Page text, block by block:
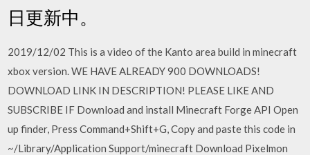
日更新中。
2019/12/02 This is a video of the Kanto area build in minecraft
xbox version. WE HAVE ALREADY 900 DOWNLOADS!
DOWNLOAD LINK IN DESCRIPTION! PLEASE LIKE AND
SUBSCRIBE IF Download and install Minecraft Forge API Open
up finder, Press Command+Shift+G, Copy and paste this code in
~/Library/Application Support/minecraft Download Pixelmon